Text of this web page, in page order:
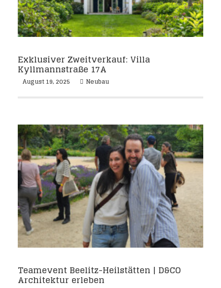
Exklusiver Zweitverkauf: Villa
Kyllmannstraße 17A
August 19, 2025 Neubau
Teamevent Beelitz-Heilstätten | D&CO
Architektur erleben